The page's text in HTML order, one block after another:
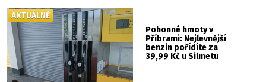
Pohonné hmoty v
Příbrami: Nejlevnější
benzin pořídíte za
39,99 Kč u Silmetu
AKTUÁLNĚ